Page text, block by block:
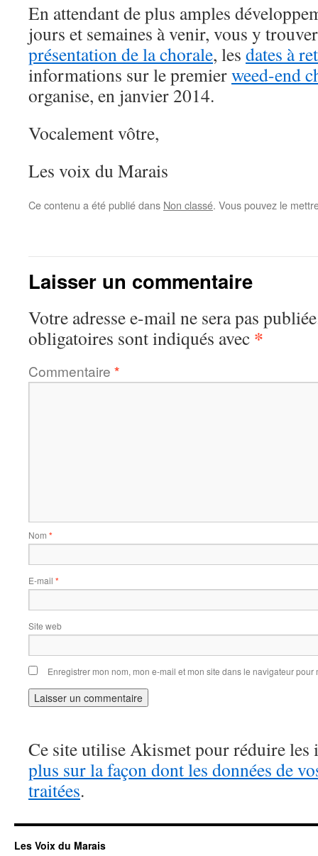
En attendant de plus amples
jours et semaines à venir, vous y
présentation de la chorale, les dates à
informations sur le premierweed-end
organise, en janvier 2014.
Vocalement vôtre,
Les voix du Marais
Ce contenu a été publié dans Non classé. Vous pouvez le
Laisser un commentaire
Votre adresse e-mail ne sera pas
obligatoires sont indiqués avec *
Commentaire *
Nom *
E-mail *
Site web
Enregistrer mon nom, mon e-mail et mon site dans le navigateur
Ce site utilise Akismet pour réduire les
plus sur la façon dont les données de
traitées.
Les Voix du Marais